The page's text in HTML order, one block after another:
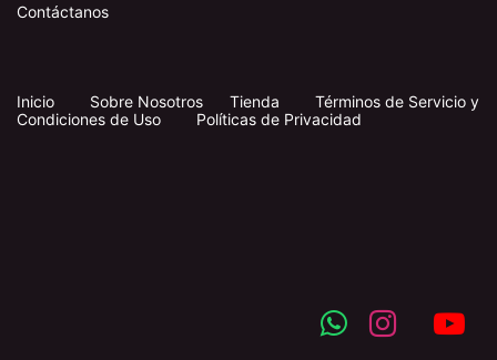
Contáctanos
Inicio Sobre Nosotros Tienda
Términos de Servicio y
Condiciones de Uso
Políticas de Privacidad